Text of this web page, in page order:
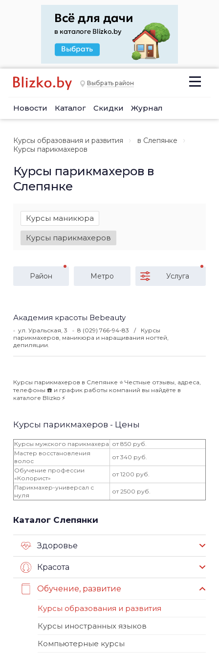
Выбрать район
Новости Каталог Скидки Журнал
Курсы образования и развития
в Слепянке
Курсы парикмахеров
Курсы парикмахеров в
Слепянке
Курсы маникюра
Курсы парикмахеров
Район Метро Услуга
Академия красоты Вebeauty
ул. Уральская, 3 8 (029) 766-94-83
Курсы
парикмахеров, маникюра и наращивания ногтей,
депиляции.
Курсы парикмахеров в Слепянке ⭐️ Честные отзывы, адреса,
телефоны ☎️ и график работы компаний вы найдёте в
каталоге Blizko ⚡️
Курсы парикмахеров - Цены
Курсы мужского парикмахера от 850 руб.
Мастер восстановления
волос
от 340 руб.
Обучение профессии
«Колорист»
от 1200 руб.
Парикмахер-универсал с
нуля
от 2500 руб.
Каталог Слепянки
Здоровье
Красота
Обучение, развитие
Курсы образования и развития
Курсы иностранных языков
Компьютерные курсы